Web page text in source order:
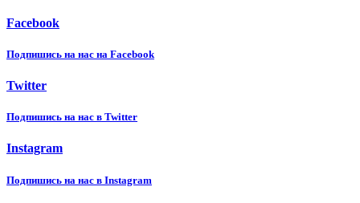
Facebook
Подпишиcь на нас на Facebook
Twitter
Подпишиcь на нас в Twitter
Instagram
Подпишиcь на нас в Instagram